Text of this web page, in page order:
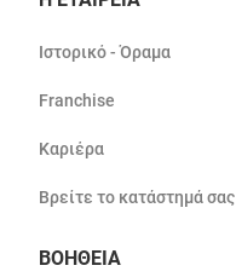
Ιστορικό - Όραμα
Franchise
Καριέρα
Βρείτε το κατάστημά σας
ΒΟΗΘΕΙΑ